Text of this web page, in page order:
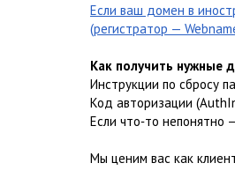
Если ваш домен в
(регистратор —
Как получить нужные
Инструкции по сбросу
Код авторизации
Если что‑то непонятно
Мы ценим вас как